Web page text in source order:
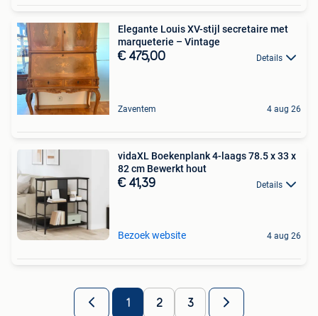
Elegante Louis XV-stijl secretaire met
marqueterie – Vintage
€ 475,00 Details
Zaventem 4 aug 26
vidaXL Boekenplank 4-laags 78.5 x 33 x
82 cm Bewerkt hout
€ 41,39 Details
Bezoek website 4 aug 26
1 2 3